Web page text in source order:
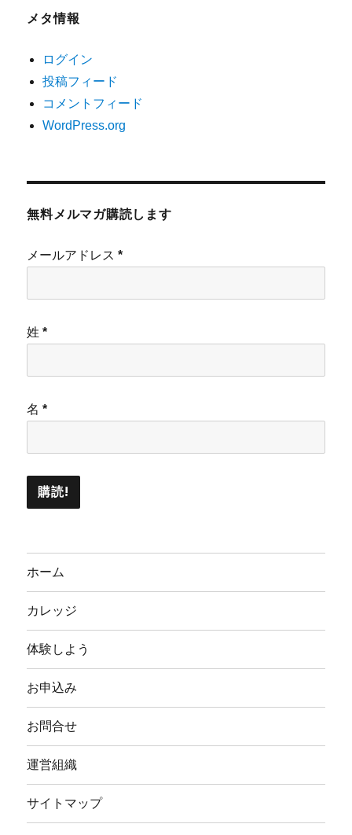
メタ情報
ログイン
投稿フィード
コメントフィード
WordPress.org
無料メルマガ購読します
メールアドレス*
姓*
名*
ホーム
カレッジ
体験しよう
お申込み
お問合せ
運営組織
サイトマップ